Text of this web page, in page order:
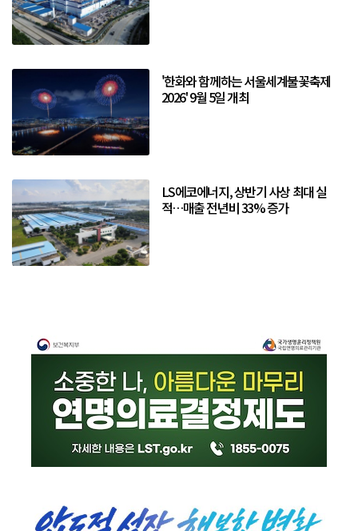
'한화와 함께하는 서울세계불꽃축제
2026' 9월 5일 개최
LS에코에너지, 상반기 사상 최대 실
적…매출 전년비 33% 증가